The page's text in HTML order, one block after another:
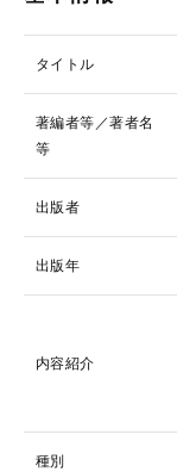
タイトル
著編者等／著者名
等
出版者
出版年
内容紹介
種別